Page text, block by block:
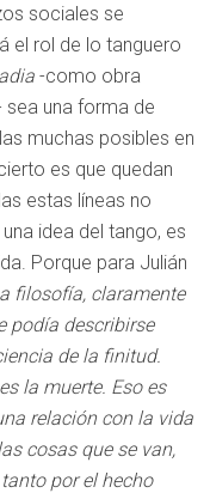
sociales se
el rol de lo tanguero
-como obra
una forma de
muchas posibles en
es que quedan
estas líneas no
idea del tango, es
Porque para Julián
filosofía, claramente
podía describirse
de la finitud.
la muerte. Eso es
relación con la vida
cosas que se van,
por el hecho